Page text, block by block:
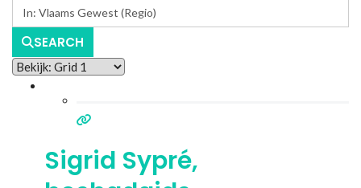
SEARCH
Sigrid Sypré,